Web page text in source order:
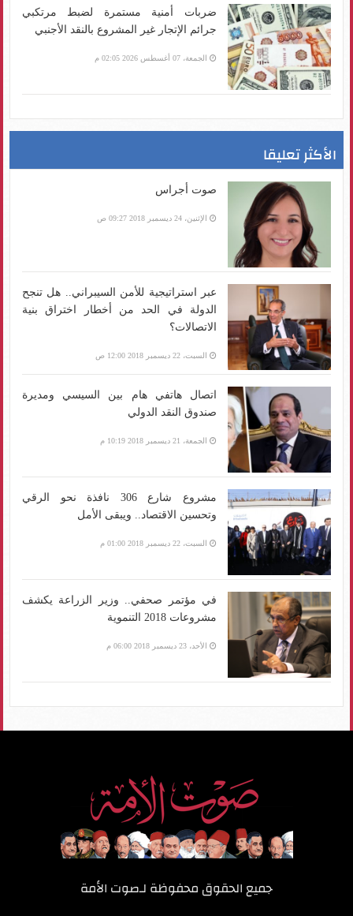
ضربات أمنية مستمرة لضبط مرتكبي
جرائم الإتجار غير المشروع بالنقد الأجنبي
الجمعة، 07 أغسطس 2026 02:05 م
الأكثر تعليقا
صوت أجراس
الإثنين، 24 ديسمبر 2018 09:27 ص
عبر استراتيجية للأمن السيبراني.. هل تنجح
الدولة في الحد من أخطار اختراق بنية
الاتصالات؟
السبت، 22 ديسمبر 2018 12:00 ص
اتصال هاتفي هام بين السيسي ومديرة
صندوق النقد الدولي
الجمعة، 21 ديسمبر 2018 10:19 م
مشروع شارع 306 نافذة نحو الرقي
وتحسين الاقتصاد.. ويبقى الأمل
السبت، 22 ديسمبر 2018 01:00 م
في مؤتمر صحفي.. وزير الزراعة يكشف
مشروعات 2018 التنموية
الأحد، 23 ديسمبر 2018 06:00 م
جميع الحقوق محفوظة لـصوت الأمة